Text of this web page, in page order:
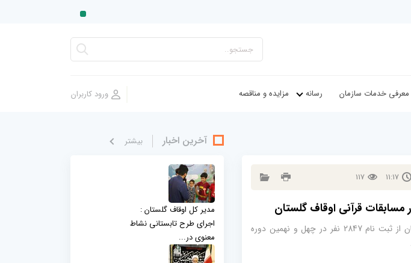
معرفی خدمات سازمان رسانه مزایده و مناقصه
11:17
117
رئیس اداره امور قرآنی اوقاف گلستان از ثبت نام 2847 نفر در چهل و نهمین دوره
آخرین اخبار بيشتر
مدیر کل اوقاف گلستان :
اجرای طرح تابستانی نشاط
معنوی در...